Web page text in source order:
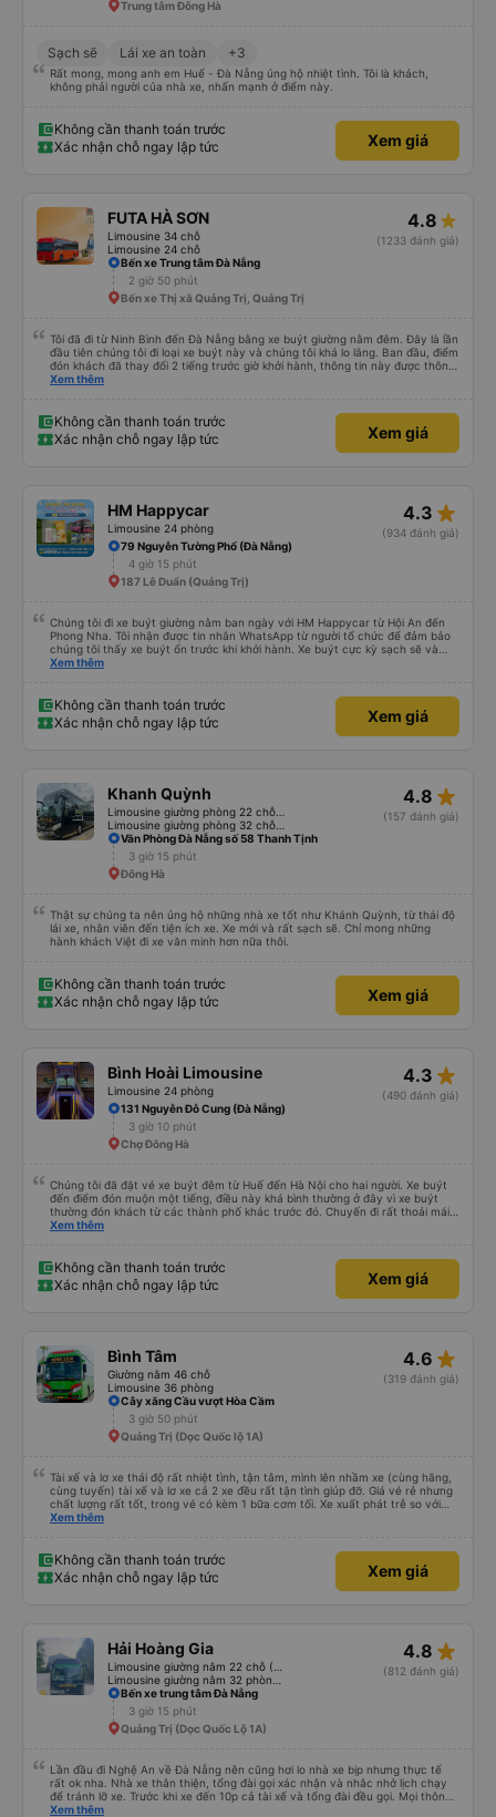
app Vexere và HK Busline và hãng sẽ ngày phát triển để mang lại trải
Trung tâm Đông Hà
Sạch sẽ Lái xe an toàn +3
Rất mong, mong anh em Huế - Đà Nẵng ủng hộ nhiệt tình. Tôi là khách,
không phải người của nhà xe, nhấn mạnh ở điểm này.
Không cần thanh toán trước
Xác nhận chỗ ngay lập tức
Xem giá
FUTA HÀ SƠN
Limousine 34 chỗ
Limousine 24 chỗ
4.8
(1233 đánh giá)
Bến xe Trung tâm Đà Nẵng
2 giờ 50 phút
Bến xe Thị xã Quảng Trị, Quảng Trị
Tôi đã đi từ Ninh Bình đến Đà Nẵng bằng xe buýt giường nằm đêm. Đây là lần
đầu tiên chúng tôi đi loại xe buýt này và chúng tôi khá lo lắng. Ban đầu, điểm
đón khách đã thay đổi 2 tiếng trước giờ khởi hành, thông tin này được thông
báo qua email. Chúng tôi đến đúng địa điểm lúc 9 giờ nhưng xe buýt không
phút. Khi xe buýt đến, tài xế đã đến tận nơi giúp đỡ chúng tôi và nhân viên
chăm sóc khách hàng cũng đã xác nhận qua email. Xe buýt sạch sẽ và
giường ngủ thoải mái. Tài xế rất tốt bụng và chu đáo vì biết chúng tôi là
Xem thêm
Không cần thanh toán trước
Xác nhận chỗ ngay lập tức
Xem giá
HM Happycar
Limousine 24 phòng
4.3 star_rate
(934 đánh giá)
79 Nguyễn Tường Phổ (Đà Nẵng)
4 giờ 15 phút
187 Lê Duẩn (Quảng Trị)
Chúng tôi đi xe buýt giường nằm ban ngày với HM Happycar từ Hội An đến
Phong Nha. Tôi nhận được tin nhắn WhatsApp từ người tổ chức để đảm bảo
chúng tôi thấy xe buýt ổn trước khi khởi hành. Xe buýt cực kỳ sạch sẽ và
trong tình trạng tuyệt vời. Các khoang giường nhỏ riêng tư và nằm phẳng
5&#39;9&quot; và có thể làm như vậy với bàn chân cong. Có một cổng USB,
đèn và lỗ thông hơi. Việc lái xe rất an toàn và có hai tài xế thay phiên nhau
giúp chúng tôi cũng cảm thấy an toàn. Chúng tôi dừng lại 3 lần để đi vệ sinh.
Họ đã tìm thấy chúng và sắp xếp một nhà trọ gần đó để chúng tôi trả lại
chúng để chúng tôi có thể đến đón bất cứ lúc nào thuận tiện. Nhìn chung
rất ấn tượng, sẽ đặt lại với họ.
Xem thêm
Không cần thanh toán trước
Xác nhận chỗ ngay lập tức
Xem giá
Khanh Quỳnh 4.8 star_rate
(157 đánh giá)
Văn Phòng Đà Nẵng số 58 Thanh Tịnh
3 giờ 15 phút
Đông Hà
Thật sự chúng ta nên ủng hộ những nhà xe tốt như Khánh Quỳnh, từ thái độ
lái xe, nhân viên đến tiện ích xe. Xe mới và rất sạch sẽ. Chỉ mong những
hành khách Việt đi xe văn minh hơn nữa thôi.
Không cần thanh toán trước
Xác nhận chỗ ngay lập tức
Xem giá
Bình Hoài Limousine
Limousine 24 phòng
4.3 star_rate
(490 đánh giá)
131 Nguyễn Đỗ Cung (Đà Nẵng)
3 giờ 10 phút
Chợ Đông Hà
Chúng tôi đã đặt vé xe buýt đêm từ Huế đến Hà Nội cho hai người. Xe buýt
đến điểm đón muộn một tiếng, điều này khá bình thường ở đây vì xe buýt
thường đón khách từ các thành phố khác trước đó. Chuyến đi rất thoải mái,
ghế nằm êm ái, và ngay cả người cao 1,80 m như tôi vẫn ngủ ngon. Sau khi
rắc rối như vậy, nhưng thật tốt khi thấy công ty xe buýt quan tâm đến
khách hàng của mình. Chúng tôi chắc chắn sẽ đi xe của họ lần nữa.
Xem thêm
Không cần thanh toán trước
Xác nhận chỗ ngay lập tức
Xem giá
Bình Tâm
Giường nằm 46 chỗ
Limousine 36 phòng
4.6 star_rate
(319 đánh giá)
Cây xăng Cầu vượt Hòa Cầm
3 giờ 50 phút
Quảng Trị (Dọc Quốc lộ 1A)
Tài xế và lơ xe thái độ rất nhiệt tình, tận tâm, mình lên nhầm xe (cùng hãng,
cùng tuyến) tài xế và lơ xe cả 2 xe đều rất tận tình giúp đỡ. Giá vé rẻ nhưng
chất lượng rất tốt, trong vé có kèm 1 bữa cơm tối. Xe xuất phát trễ so với
trên app 45p, nhưng do bão nên trời mưa rất to, có thể thông cảm được.
Xem thêm
Không cần thanh toán trước
Xác nhận chỗ ngay lập tức
Xem giá
Hải Hoàng Gia 4.8 star_rate
(812 đánh giá)
Bến xe trung tâm Đà Nẵng
3 giờ 15 phút
Quảng Trị (Dọc Quốc Lộ 1A)
Lần đầu đi Nghệ An về Đà Nẵng nên cũng hơi lo nhà xe bịp nhưng thực tế
rất ok nha. Nhà xe thân thiện, tổng đài gọi xác nhận và nhắc nhở lịch chạy
để tránh lỡ xe. Trước khi xe đến 10p cả tài xế và tổng đài đều gọi. Mọi thông
tin về biển số xe và số điện thoại tài xế đều trùng khớp trong email nhận
Xem thêm